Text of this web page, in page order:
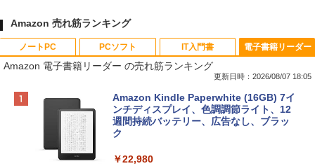
Amazon 売れ筋ランキング
ノートPC
Apple 2026 MacBook Neo A18 Proチッ
プ搭載13インチノートブック：AIとAppl
e Intelligence、Liquid Retinaディスプ
レイ、8GBメモリ、512GB SSD、1080p
ィゴ + 3年延長 AppleCare+ for 13インチ
PCソフト
Robloxギフトカード - 800 Robux 【限
定バーチャルアイテムを含む】 【オンラ
インゲームコード】 ロブロックス | オン
ラインコード版
￥1,300
IT入門書
生成AIパスポート公式テキスト 第４版
￥1,766
電子書籍リーダー
Amazon 電子書籍リーダー の売れ筋ランキング
更新日時：2026/08/07 18:05
Amazon Kindle Paperwhite (16GB) 7イ
ンチディスプレイ、色調調節ライト、12
週間持続バッテリー、広告なし、ブラッ
ク
￥22,980